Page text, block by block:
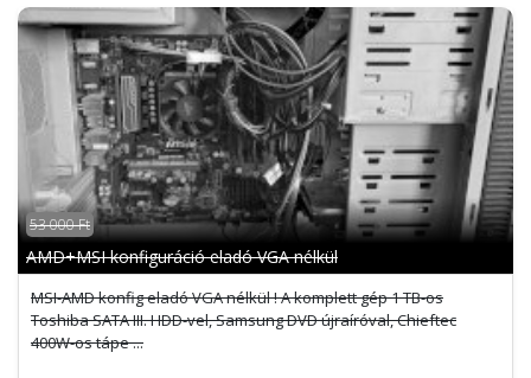
53 000 Ft
AMD+MSI konfiguráció eladó VGA nélkül
MSI-AMD konfig eladó VGA nélkül ! A komplett gép 1 TB-os
Toshiba SATA III. HDD-vel, Samsung DVD újraíróval, Chieftec
400W-os tápe ...